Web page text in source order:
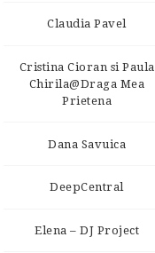
Claudia Pavel
Cristina Cioran si Paula
Chirila@Draga Mea
Prietena
Dana Savuica
DeepCentral
Elena – DJ Project